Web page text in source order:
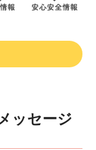
ッセージ